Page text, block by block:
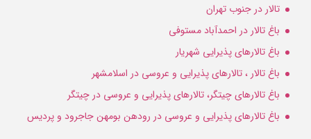
تالار در جنوب تهران
باغ تالار در احمدآباد مستوفی
باغ تالارهای پذیرایی شهریار
باغ تالار ، تالارهای پذیرایی و عروسی در اسلامشهر
باغ تالارهای چیتگر، تالارهای پذیرایی و عروسی در چیتگر
باغ تالارهای پذیرایی و عروسی در رودهن بومهن جاجرود و پردیس